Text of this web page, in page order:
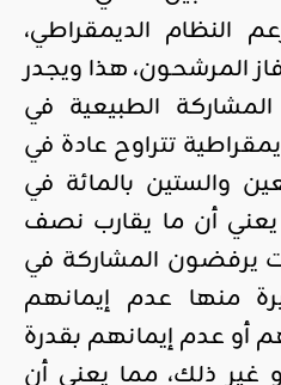
النظام الديمقراطي،
المرشحون، هذا ويجدر
الطبيعية في
تتراوح عادة في
والستين بالمائة في
يعني أن ما يقارب نصف
يرفضون المشاركة في
منها عدم إيمانهم
أو عدم إيمانهم بقدرة
غير ذلك، مما يعني أن